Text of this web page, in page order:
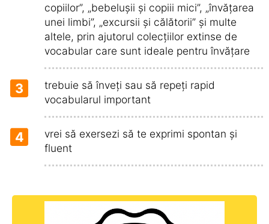
copiilor”, „bebelușii și copiii mici”, „învățarea
unei limbi”, „excursii și călătorii” și multe
altele, prin ajutorul colecțiilor extinse de
vocabular care sunt ideale pentru învățare
3
trebuie să înveți sau să repeți rapid
vocabularul important
4
vrei să exersezi să te exprimi spontan și
fluent